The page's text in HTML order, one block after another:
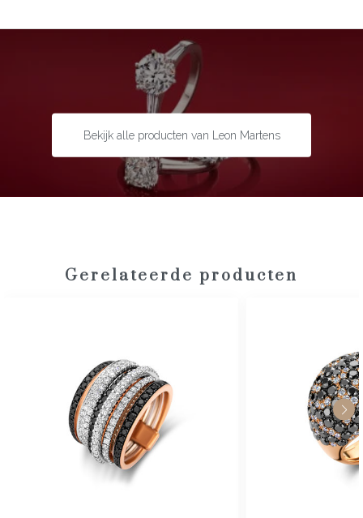
50 x 60 mm
Bekijk alle producten van Leon Martens
Gerelateerde producten